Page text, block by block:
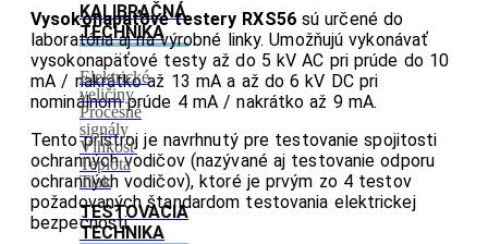
KALIBRAČNÁ
TECHNIKA
Elektrické
veličiny
Procesné
signály
Vlhkosť
Teplota
Tlak
TESTOVACIA
TECHNIKA
Vysokonapäťové testery RXS56sú určené do
laboratória aj na výrobné linky. Umožňujú vykonávať
vysokonapäťové testy až do 5 kV AC pri prúde do 10
mA / nakrátko až 13 mA a až do 6 kV DC pri
nominálnom prúde 4 mA / nakrátko až 9 mA.
Tento prístroj je navrhnutý pre testovanie spojitosti
ochranných vodičov (nazývané aj testovanie odporu
ochranných vodičov), ktoré je prvým zo 4 testov
požadovaných štandardom testovania elektrickej
bezpečnosti.